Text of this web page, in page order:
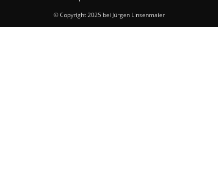
© Copyright 2025 bei Jürgen Linsenmaier